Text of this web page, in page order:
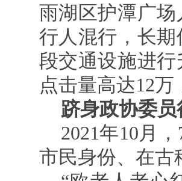
雨湖区护潭广
行人混行，长
段交通设施进
点击量高达12
跻身政协委员
2021年10月
市民身份、在古